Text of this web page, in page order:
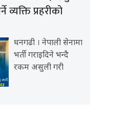
व्यक्ति प्रहरीको
धनगढी । नेपाली सेनामा
भर्ती गराइदिने भन्दै
रकम असुली गरी